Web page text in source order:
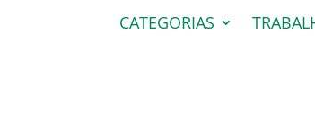
CATEGORIAS